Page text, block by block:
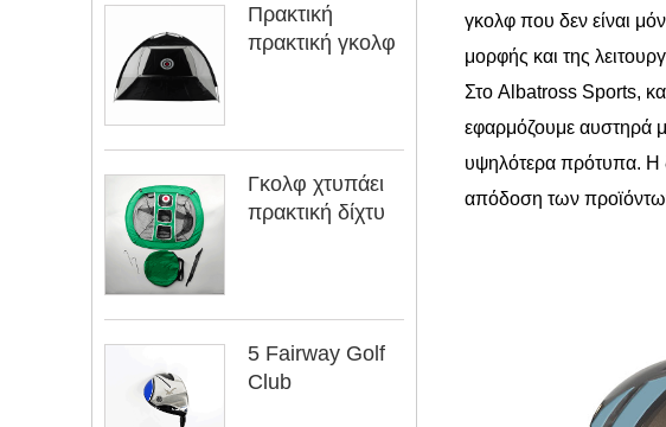
Πρακτική
πρακτική γκολφ
Γκολφ χτυπάει
πρακτική δίχτυ
5 Fairway Golf
Club
γκολφ που δεν είναι
μορφής και της
Στο Albatross Sports,
εφαρμόζουμε αυστηρά
υψηλότερα πρότυπα. Η
απόδοση των